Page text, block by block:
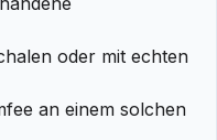
oder mit echten
an einem solchen